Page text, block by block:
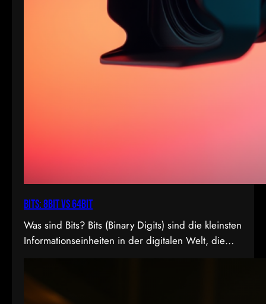
Bits: 8bit vs 64bit
Was sind Bits? Bits (Binary Digits) sind die kleinsten
Informationseinheiten in der digitalen Welt, die
Farbdarstellung und Verarbeitung, spielt die Bit-